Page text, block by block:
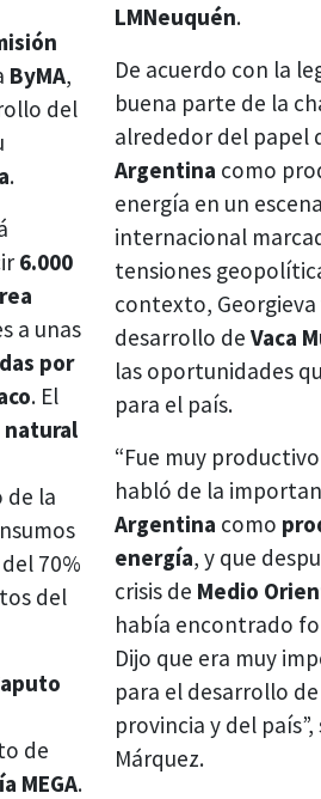
ByMA,
del
.
6.000
a unas
por
. El
natural
de la
70%
del
de
MEGA.
LMNeuquén.
De acuerdo con la
buena parte de la
alrededor del papel
Argentina como
energía en un
internacional
tensiones
contexto,
desarrollo de Vaca
las oportunidades
para el país.
“Fue muy
habló de la
Argentina como
energía, y que
crisis de Medio
había encontrado
Dijo que era muy
para el desarrollo
provincia y del país”,
Márquez.